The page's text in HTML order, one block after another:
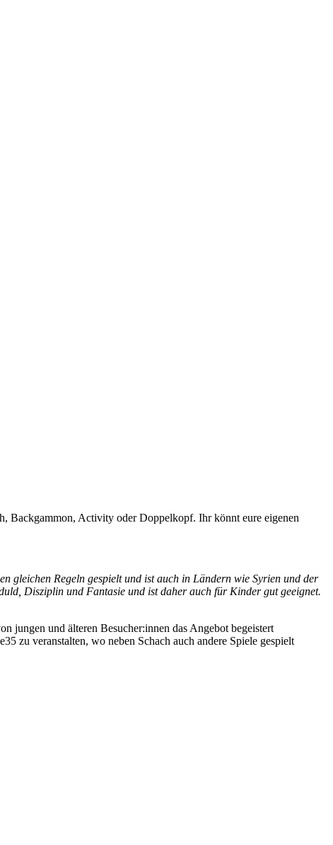
Backgammon, Activity oder Doppelkopf. Ihr könnt eure eigenen
gleichen Regeln gespielt und ist auch in Ländern wie Syrien und der
Disziplin und Fantasie und ist daher auch für Kinder gut geeignet.
jungen und älteren Besucher:innen das Angebot begeistert
zu veranstalten, wo neben Schach auch andere Spiele gespielt